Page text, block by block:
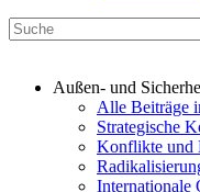
Außen- und
Alle Beiträge
Strategische
Konflikte und
Internationale